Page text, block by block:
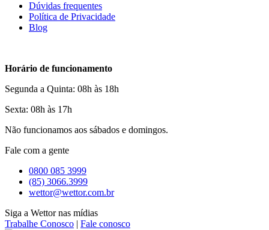
Dúvidas frequentes
Política de Privacidade
Blog
Horário de funcionamento
Segunda a Quinta: 08h às 18h
Sexta: 08h às 17h
Não funcionamos aos sábados e domingos.
Fale com a gente
0800 085 3999
(85) 3066.3999
wettor@wettor.com.br
Siga a Wettor nas mídias
Trabalhe Conosco | Fale conosco